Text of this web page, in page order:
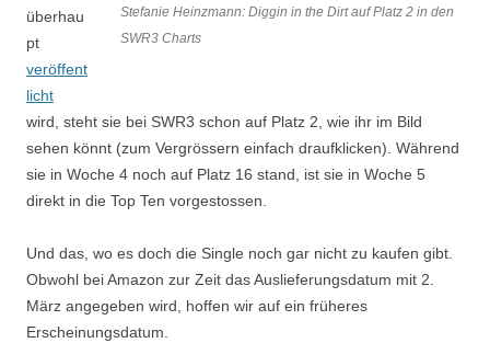
Stefanie Heinzmann: Diggin in the Dirt auf Platz 2 in den
SWR3 Charts
überhau
pt
veröffent
licht
wird, steht sie bei SWR3 schon auf Platz 2, wie ihr im Bild
sehen könnt (zum Vergrössern einfach draufklicken). Während
sie in Woche 4 noch auf Platz 16 stand, ist sie in Woche 5
direkt in die Top Ten vorgestossen.
Und das, wo es doch die Single noch gar nicht zu kaufen gibt.
Obwohl bei Amazon zur Zeit das Auslieferungsdatum mit 2.
März angegeben wird, hoffen wir auf ein früheres
Erscheinungsdatum.